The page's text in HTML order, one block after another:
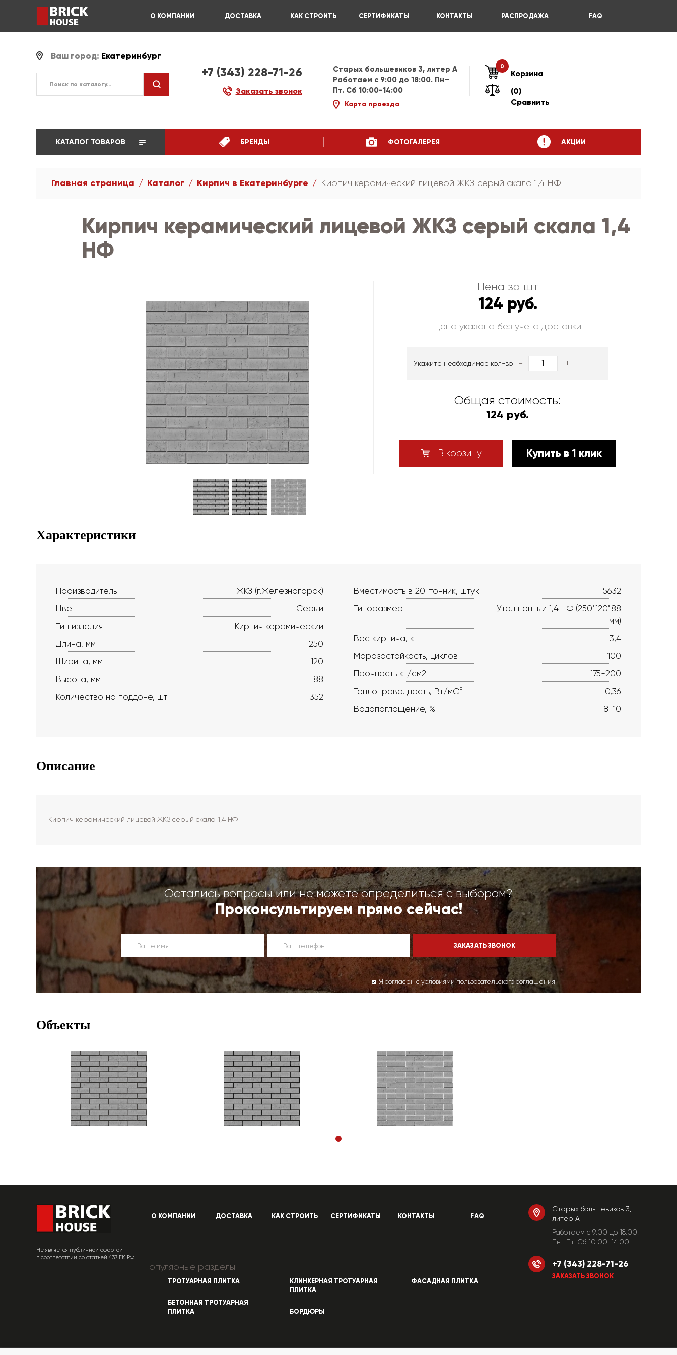
О КОМПАНИИ ДОСТАВКА КАК СТРОИТЬ СЕРТИФИКАТЫ КОНТАКТЫ РАСПРОДАЖА FAQ
Ваш город: Екатеринбург
+7 (343) 228-71-26
Заказать звонок
Старых большевиков 3, литер А
Работаем c 9:00 до 18:00. Пн—
Пт. Сб 10:00-14:00
Карта проезда
0
Корзина
(0)
Сравнить
КАТАЛОГ ТОВАРОВ БРЕНДЫ ФОТОГАЛЕРЕЯ АКЦИИ
Главная страница Каталог Кирпич в Екатеринбурге Кирпич керамический лицевой ЖКЗ серый скала 1,4 НФ
Кирпич керамический лицевой ЖКЗ серый скала 1,4
НФ
Цена за шт
124 руб.
Цена указана без учёта доставки
Укажите необходимое кол-во - +
Общая стоимость:
124 руб.
В корзину Купить в 1 клик
Характеристики
Производитель
ЖКЗ (г.Железногорск)
Цвет
Серый
Тип изделия
Кирпич керамический
Длина, мм
250
Ширина, мм
120
Высота, мм
88
Количество на поддоне, шт
352
Вместимость в 20-тонник, штук
5632
Типоразмер
Утолщенный 1,4 НФ (250*120*88
мм)
Вес кирпича, кг
3,4
Морозостойкость, циклов
100
Прочность кг/см2
175-200
Теплопроводность, Вт/мС°
0,36
Водопоглощение, %
8-10
Описание
Кирпич керамический лицевой ЖКЗ серый скала 1,4 НФ
Остались вопросы или не можете определиться с выбором?
Проконсультируем прямо сейчас!
Я согласен с условиями пользовательского соглашения
Объекты
Не является публичной офертой
в соответствии со статьей 437 ГК РФ
О КОМПАНИИ ДОСТАВКА КАК СТРОИТЬ СЕРТИФИКАТЫ КОНТАКТЫ FAQ
Популярные разделы
ТРОТУАРНАЯ ПЛИТКА
БЕТОННАЯ ТРОТУАРНАЯ
ПЛИТКА
КЛИНКЕРНАЯ ТРОТУАРНАЯ
ПЛИТКА
БОРДЮРЫ
ФАСАДНАЯ ПЛИТКА
Старых большевиков 3,
литер А
Работаем c 9:00 до 18:00.
Пн—Пт. Сб 10:00-14:00
+7 (343) 228-71-26
ЗАКАЗАТЬ ЗВОНОК